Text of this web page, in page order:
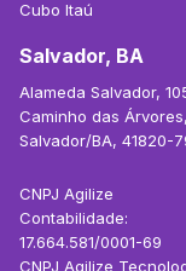
Cubo Itaú
Salvador, BA
Alameda Salvador,
Caminho das Árvores,
Salvador/BA, 41820-
CNPJ Agilize
Contabilidade:
17.664.581/0001-69
CNPJ Agilize